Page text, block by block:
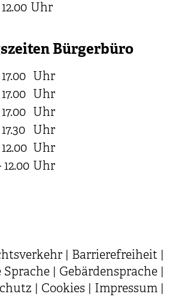
Uhr
Bürgerbüro
Uhr
Uhr
Uhr
Uhr
Uhr
Uhr
Barrierefreiheit
Sprache
Gebärdensprache
Cookies Impressum